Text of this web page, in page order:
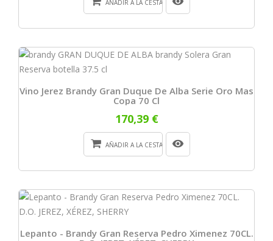
AÑADIR A LA CESTA
Vino Jerez Brandy Gran Duque De Alba Serie Oro Mas
Copa 70 Cl
170,39 €
AÑADIR A LA CESTA
Lepanto - Brandy Gran Reserva Pedro Ximenez 70CL.